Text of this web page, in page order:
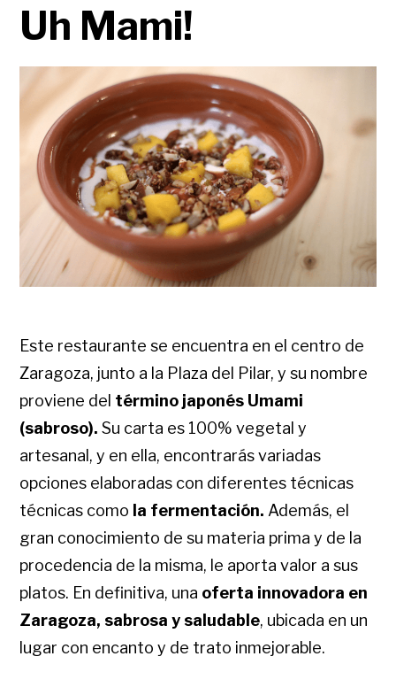
Uh Mami!
Este restaurante se encuentra en el centro de
Zaragoza, junto a la Plaza del Pilar, y su nombre
proviene del término japonés Umami
(sabroso).Su carta es 100% vegetal y
artesanal, y en ella, encontrarás variadas
opciones elaboradas con diferentes técnicas
técnicas como la fermentación. Además, el
gran conocimiento de su materia prima y de la
procedencia de la misma, le aporta valor a sus
platos. En definitiva, una oferta innovadora en
Zaragoza, sabrosa y saludable, ubicada en un
lugar con encanto y de trato inmejorable.